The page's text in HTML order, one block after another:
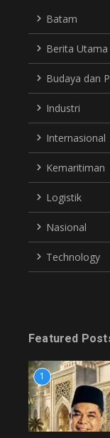
Batam
Berita Utama
Budaya dan
Industri
Internasional
Kemaritiman
Logistik
Nasional
Technology
Featured
1